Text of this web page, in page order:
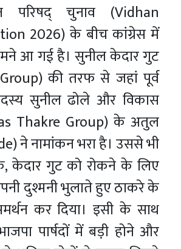
परिषद् चुनाव (Vidhan
2026) के बीच कांग्रेस में
आ गई है। सुनील केदार गुट
की तरफ से जहां पूर्व
सुनील ढोले और विकास
Thakre Group) के अतुल
ने नामांकन भरा है। उससे भी
केदार गुट को रोकने के लिए
दुश्मनी भुलाते हुए ठाकरे के
कर दिया। इसी के साथ
पार्षदों में बड़ी होने और